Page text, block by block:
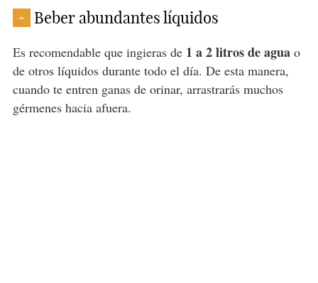
+ Beber abundantes líquidos
Es recomendable que ingieras de 1 a 2 litros de aguao
de otros líquidos durante todo el día. De esta manera,
cuando te entren ganas de orinar, arrastrarás muchos
gérmenes hacia afuera.